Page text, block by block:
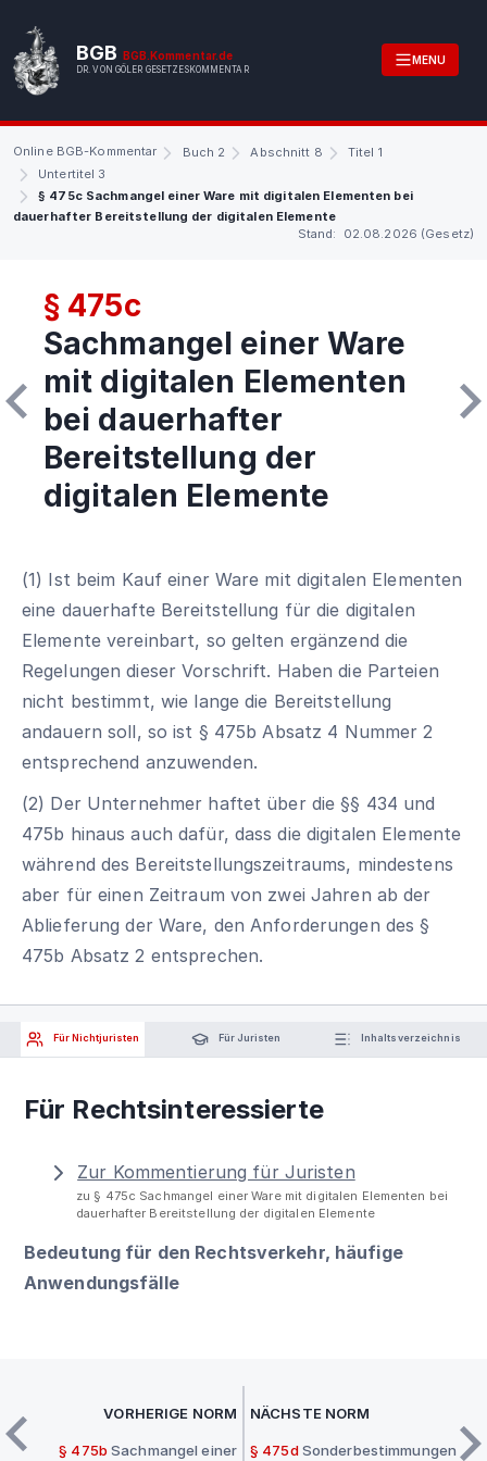
BGB BGB.Kommentar.de
DR. VON GÖLER GESETZESKOMMENTAR
MENU
Online BGB-Kommentar Buch 2 Abschnitt 8
Titel 1
Untertitel 3
§ 475c Sachmangel einer Ware mit digitalen Elementen bei
dauerhafter Bereitstellung der digitalen Elemente
Stand: 02.08.2026 (Gesetz)
§ 475c
Sachmangel einer Ware
mit digitalen Elementen
bei dauerhafter
Bereitstellung der
digitalen Elemente
(1) Ist beim Kauf einer Ware mit digitalen Elementen
eine dauerhafte Bereitstellung für die digitalen
Elemente vereinbart, so gelten ergänzend die
Regelungen dieser Vorschrift. Haben die Parteien
nicht bestimmt, wie lange die Bereitstellung
andauern soll, so ist § 475b Absatz 4 Nummer 2
entsprechend anzuwenden.
(2) Der Unternehmer haftet über die §§ 434 und
475b hinaus auch dafür, dass die digitalen Elemente
während des Bereitstellungszeitraums, mindestens
aber für einen Zeitraum von zwei Jahren ab der
Ablieferung der Ware, den Anforderungen des §
475b Absatz 2 entsprechen.
Für Nichtjuristen Für Juristen Inhaltsverzeichnis
Für Rechtsinteressierte
Zur Kommentierung für Juristen
zu § 475c Sachmangel einer Ware mit digitalen Elementen bei
dauerhafter Bereitstellung der digitalen Elemente
Bedeutung für den Rechtsverkehr, häufige
Anwendungsfälle
VORHERIGE NORM
§ 475b Sachmangel einer
NÄCHSTE NORM
§ 475d Sonderbestimmungen